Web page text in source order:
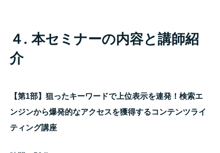
４. 本セミナーの内容と講師紹
介
【第1部】狙ったキーワードで上位表示を連発！検索エ
ンジンから爆発的なアクセスを獲得するコンテンツライ
ティング講座